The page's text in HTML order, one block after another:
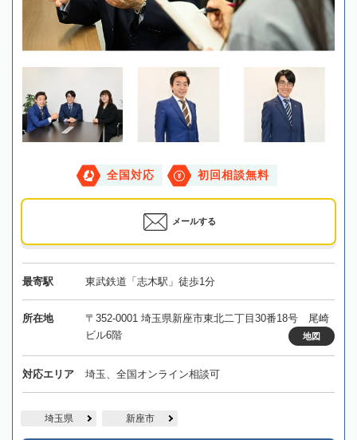
全国対応 初回相談無料
メールする
最寄駅 東武鉄道「志木駅」徒歩1分
所在地
〒352-0001 埼玉県新座市東北二丁目30番18号 尾崎
ビル6階
地図
対応エリア 埼玉、全国オンライン相談可
埼玉県 新座市